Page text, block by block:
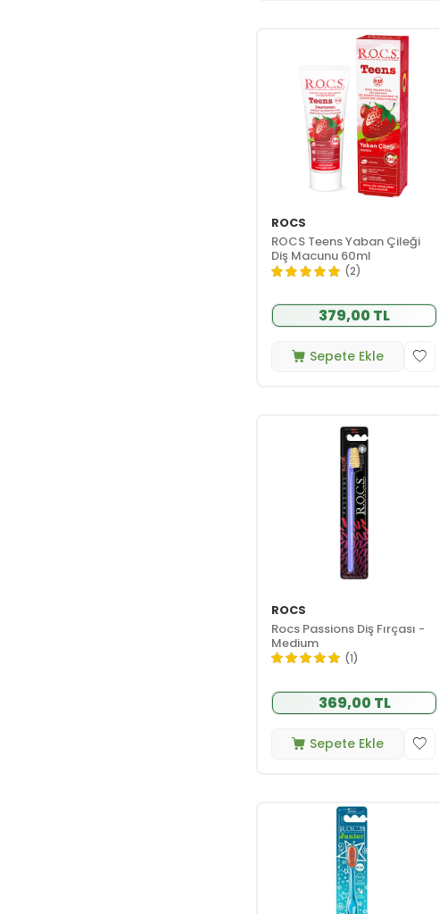
ROCS
ROCS Teens Yaban Çileği
Diş Macunu 60ml
(2)
379,00 TL
Sepete Ekle
ROCS
Rocs Passions Diş Fırçası -
Medium
(1)
369,00 TL
Sepete Ekle